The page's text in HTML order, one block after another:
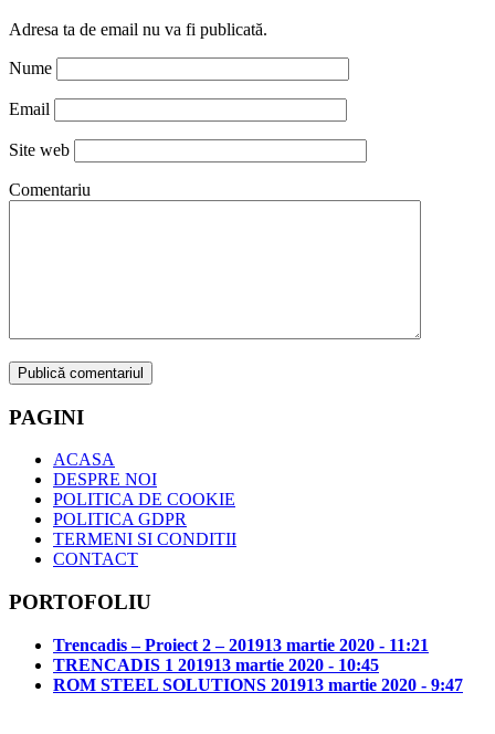
Adresa ta de email nu va fi publicată.
Nume
Email
Site web
Comentariu
PAGINI
ACASA
DESPRE NOI
POLITICA DE COOKIE
POLITICA GDPR
TERMENI SI CONDITII
CONTACT
PORTOFOLIU
Trencadis – Proiect 2 – 201913 martie 2020 - 11:21
TRENCADIS 1 201913 martie 2020 - 10:45
ROM STEEL SOLUTIONS 201913 martie 2020 - 9:47